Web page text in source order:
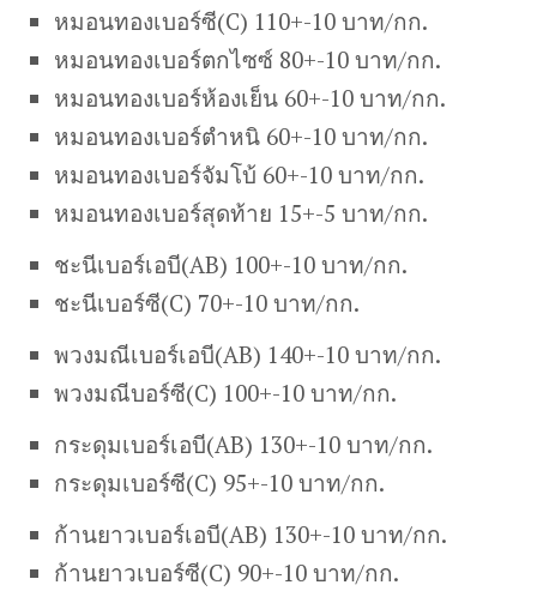
หมอนทองเบอร์ซี(C) 110+-10 บาท/กก.
หมอนทองเบอร์ตกไซซ์ 80+-10 บาท/กก.
หมอนทองเบอร์ห้องเย็น 60+-10 บาท/กก.
หมอนทองเบอร์ตำหนิ 60+-10 บาท/กก.
หมอนทองเบอร์จัมโบ้ 60+-10 บาท/กก.
หมอนทองเบอร์สุดท้าย 15+-5 บาท/กก.
ชะนีเบอร์เอบี(AB) 100+-10 บาท/กก.
ชะนีเบอร์ซี(C) 70+-10 บาท/กก.
พวงมณีเบอร์เอบี(AB) 140+-10 บาท/กก.
พวงมณีบอร์ซี(C) 100+-10 บาท/กก.
กระดุมเบอร์เอบี(AB) 130+-10 บาท/กก.
กระดุมเบอร์ซี(C) 95+-10 บาท/กก.
ก้านยาวเบอร์เอบี(AB) 130+-10 บาท/กก.
ก้านยาวเบอร์ซี(C) 90+-10 บาท/กก.